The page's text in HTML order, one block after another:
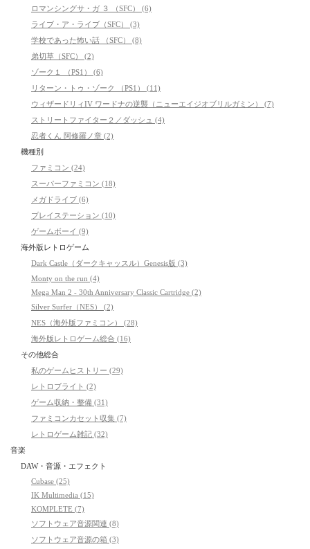
ロマンシングサ・ガ ３ （SFC） (6)
ライブ・ア・ライブ（SFC） (3)
学校であった怖い話 （SFC） (8)
弟切草（SFC） (2)
ゾーク１ （PS1） (6)
リターン・トゥ・ゾーク （PS1） (11)
ウィザードリィIV ワードナの逆襲（ニューエイジオブリルガミン） (7)
ストリートファイター２／ダッシュ (4)
忍者くん 阿修羅ノ章 (2)
機種別
ファミコン (24)
スーパーファミコン (18)
メガドライブ (6)
プレイステーション (10)
ゲームボーイ (9)
海外版レトロゲーム
Dark Castle（ダークキャッスル）Genesis版 (3)
Monty on the run (4)
Mega Man 2 - 30th Anniversary Classic Cartridge (2)
Silver Surfer（NES） (2)
NES（海外版ファミコン） (28)
海外版レトロゲーム総合 (16)
その他総合
私のゲームヒストリー (29)
レトロブライト (2)
ゲーム収納・整備 (31)
ファミコンカセット収集 (7)
レトロゲーム雑記 (32)
音楽
DAW・音源・エフェクト
Cubase (25)
IK Multimedia (15)
KOMPLETE (7)
ソフトウェア音源関連 (8)
ソフトウェア音源の箱 (3)